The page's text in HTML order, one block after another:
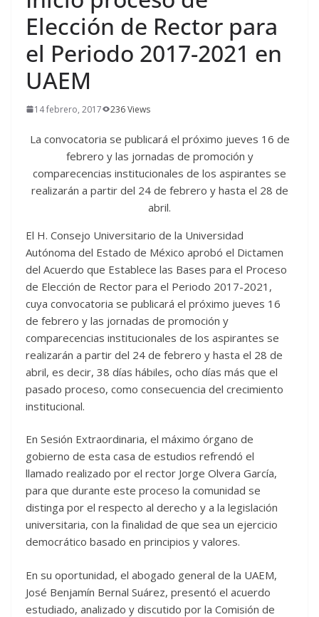
Elección de Rector para
el Periodo 2017-2021 en
UAEM
14 febrero, 2017 236 Views
La convocatoria se publicará el próximo jueves 16 de
febrero y las jornadas de promoción y
comparecencias institucionales de los aspirantes se
realizarán a partir del 24 de febrero y hasta el 28 de
abril.
El H. Consejo Universitario de la Universidad
Autónoma del Estado de México aprobó el Dictamen
del Acuerdo que Establece las Bases para el Proceso
de Elección de Rector para el Periodo 2017-2021,
cuya convocatoria se publicará el próximo jueves 16
de febrero y las jornadas de promoción y
comparecencias institucionales de los aspirantes se
realizarán a partir del 24 de febrero y hasta el 28 de
abril, es decir, 38 días hábiles, ocho días más que el
pasado proceso, como consecuencia del crecimiento
institucional.
En Sesión Extraordinaria, el máximo órgano de
gobierno de esta casa de estudios refrendó el
llamado realizado por el rector Jorge Olvera García,
para que durante este proceso la comunidad se
distinga por el respecto al derecho y a la legislación
universitaria, con la finalidad de que sea un ejercicio
democrático basado en principios y valores.
En su oportunidad, el abogado general de la UAEM,
José Benjamín Bernal Suárez, presentó el acuerdo
estudiado, analizado y discutido por la Comisión de